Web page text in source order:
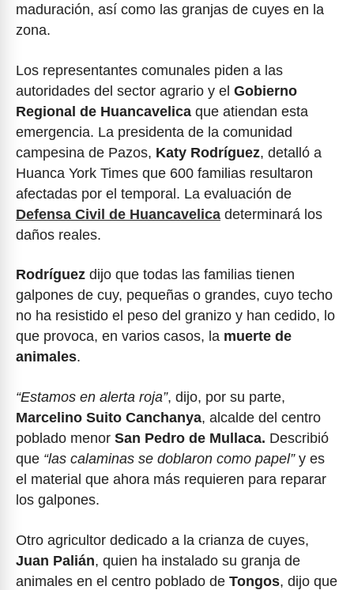
maduración, así como las granjas de cuyes en la
zona.
Los representantes comunales piden a las
autoridades del sector agrario y el Gobierno
Regional de Huancavelica que atiendan esta
emergencia. La presidenta de la comunidad
campesina de Pazos, Katy Rodríguez, detalló a
Huanca York Times que 600 familias resultaron
afectadas por el temporal. La evaluación de
Defensa Civil de Huancavelica determinará los
daños reales.
Rodríguez dijo que todas las familias tienen
galpones de cuy, pequeñas o grandes, cuyo techo
no ha resistido el peso del granizo y han cedido, lo
que provoca, en varios casos, la muerte de
animales.
“Estamos en alerta roja”, dijo, por su parte,
Marcelino Suito Canchanya, alcalde del centro
poblado menor San Pedro de Mullaca. Describió
que “las calaminas se doblaron como papel” y es
el material que ahora más requieren para reparar
los galpones.
Otro agricultor dedicado a la crianza de cuyes,
Juan Palián, quien ha instalado su granja de
animales en el centro poblado de Tongos, dijo que